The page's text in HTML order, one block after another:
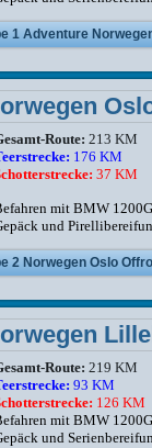
1 Adventure
Route: 213 KM
176 KM
37 KM
mit BMW
und
2 Norwegen Oslo
Route: 219 KM
93 KM
126 KM
mit BMW
und